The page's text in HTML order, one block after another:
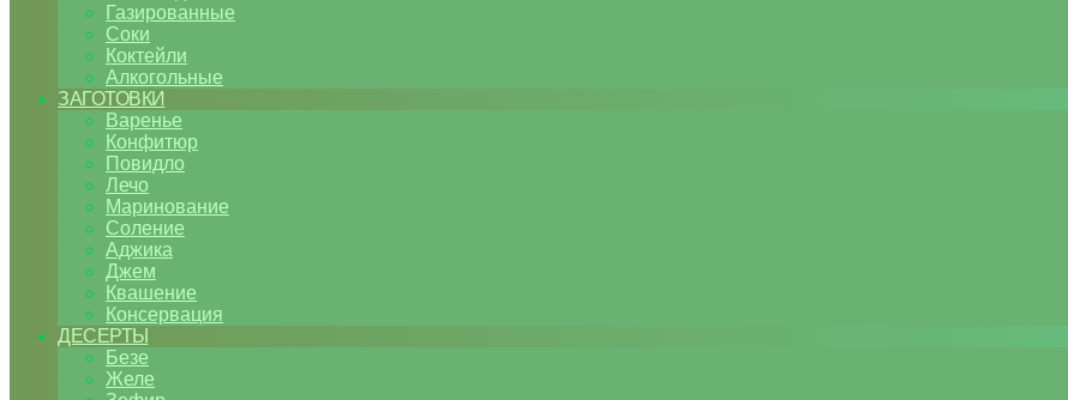
Газированные
Соки
Коктейли
Алкогольные
ЗАГОТОВКИ
Варенье
Конфитюр
Повидло
Лечо
Маринование
Соление
Аджика
Джем
Квашение
Консервация
ДЕСЕРТЫ
Безе
Желе